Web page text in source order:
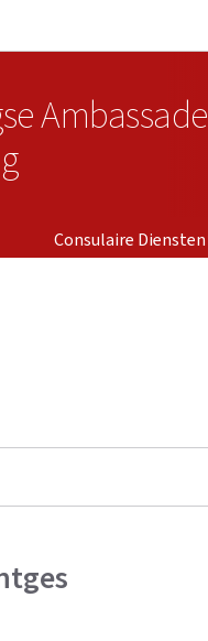
Ambassade
Consulaire Diensten